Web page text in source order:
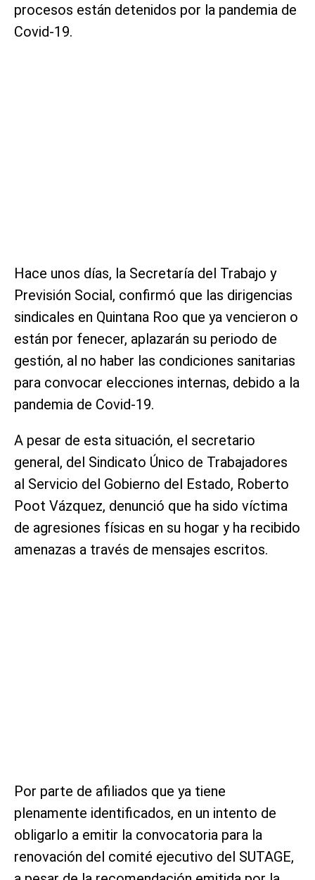
procesos están detenidos por la pandemia de
Covid-19.
Hace unos días, la Secretaría del Trabajo y
Previsión Social, confirmó que las dirigencias
sindicales en Quintana Roo que ya vencieron o
están por fenecer, aplazarán su periodo de
gestión, al no haber las condiciones sanitarias
para convocar elecciones internas, debido a la
pandemia de Covid-19.
A pesar de esta situación, el secretario
general, del Sindicato Único de Trabajadores
al Servicio del Gobierno del Estado, Roberto
Poot Vázquez, denunció que ha sido víctima
de agresiones físicas en su hogar y ha recibido
amenazas a través de mensajes escritos.
Por parte de afiliados que ya tiene
plenamente identificados, en un intento de
obligarlo a emitir la convocatoria para la
renovación del comité ejecutivo del SUTAGE,